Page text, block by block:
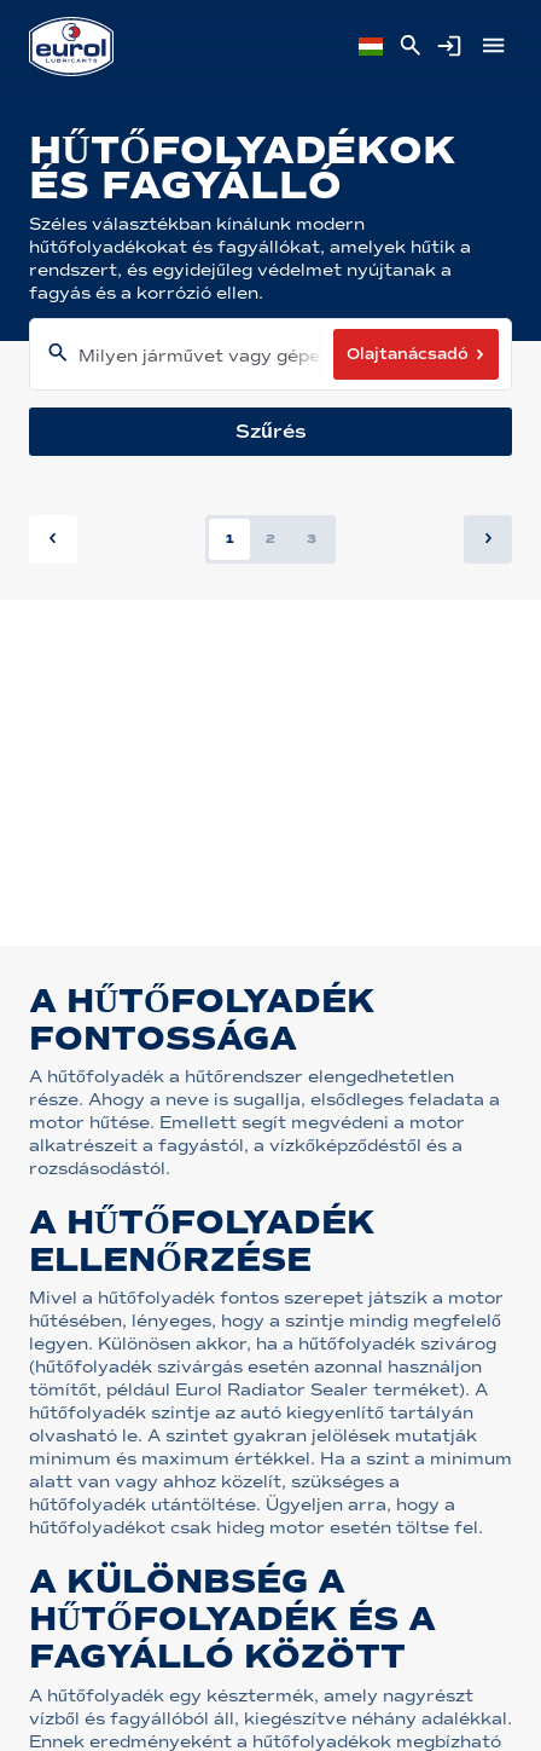
HŰTŐFOLYADÉKOK
ÉS FAGYÁLLÓ
Széles választékban kínálunk modern
hűtőfolyadékokat és fagyállókat, amelyek hűtik a
rendszert, és egyidejűleg védelmet nyújtanak a
fagyás és a korrózió ellen.
Milyen járművet vagy gépet használ?
Olajtanácsadó
Szűrés
1 2 3
A HŰTŐFOLYADÉK
FONTOSSÁGA
A hűtőfolyadék a hűtőrendszer elengedhetetlen
része. Ahogy a neve is sugallja, elsődleges feladata a
motor hűtése. Emellett segít megvédeni a motor
alkatrészeit a fagyástól, a vízkőképződéstől és a
rozsdásodástól.
A HŰTŐFOLYADÉK
ELLENŐRZÉSE
Mivel a hűtőfolyadék fontos szerepet játszik a motor
hűtésében, lényeges, hogy a szintje mindig megfelelő
legyen. Különösen akkor, ha a hűtőfolyadék szivárog
(hűtőfolyadék szivárgás esetén azonnal használjon
tömítőt, például Eurol Radiator Sealer terméket). A
hűtőfolyadék szintje az autó kiegyenlítő tartályán
olvasható le. A szintet gyakran jelölések mutatják
minimum és maximum értékkel. Ha a szint a minimum
alatt van vagy ahhoz közelít, szükséges a
hűtőfolyadék utántöltése. Ügyeljen arra, hogy a
hűtőfolyadékot csak hideg motor esetén töltse fel.
A KÜLÖNBSÉG A
HŰTŐFOLYADÉK ÉS A
FAGYÁLLÓ KÖZÖTT
A hűtőfolyadék egy késztermék, amely nagyrészt
vízből és fagyállóból áll, kiegészítve néhány adalékkal.
Ennek eredményeként a hűtőfolyadékok megbízható